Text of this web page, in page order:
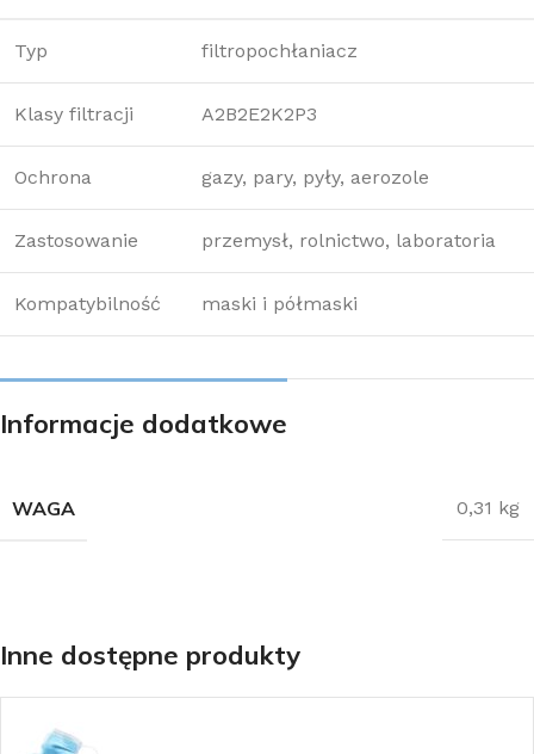
Typ filtropochłaniacz
Klasy filtracji A2B2E2K2P3
Ochrona gazy, pary, pyły, aerozole
Zastosowanie przemysł, rolnictwo, laboratoria
Kompatybilność maski i półmaski
Informacje dodatkowe
WAGA 0,31 kg
Inne dostępne produkty